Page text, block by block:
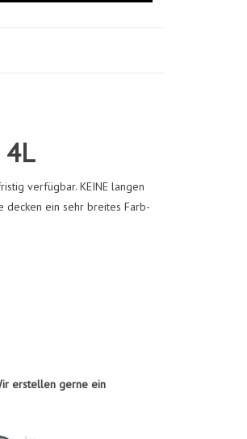
verfügbar. KEINE langen
decken ein sehr breites Farb-
erstellen gerne ein